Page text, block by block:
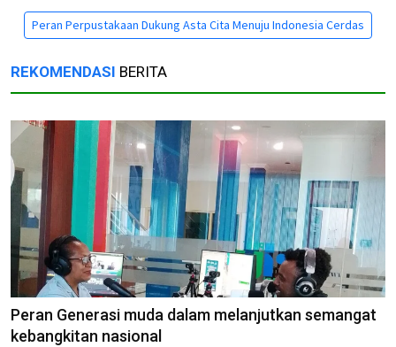
Peran Perpustakaan Dukung Asta Cita Menuju Indonesia Cerdas
REKOMENDASI BERITA
Peran Generasi muda dalam melanjutkan semangat
kebangkitan nasional